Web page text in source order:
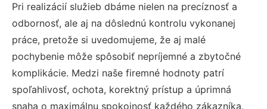
Pri realizácií služieb dbáme nielen na precíznosť a
odbornosť, ale aj na dôslednú kontrolu vykonanej
práce, pretože si uvedomujeme, že aj malé
pochybenie môže spôsobiť nepríjemné a zbytočné
komplikácie. Medzi naše firemné hodnoty patrí
spoľahlivosť, ochota, korektný prístup a úprimná
snaha o maximálnu spokojnosť každého zákazníka,